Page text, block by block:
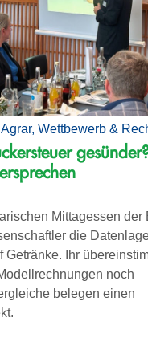
, Wettbewerb &
Mittagessen der
die
Getränke. Ihr
noch
belegen einen